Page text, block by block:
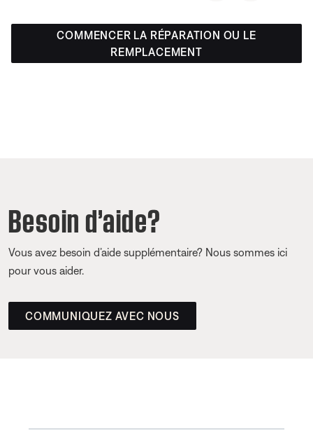
COMMENCER LA RÉPARATION OU LE
REMPLACEMENT
Besoin d’aide?
Vous avez besoin d’aide supplémentaire? Nous sommes ici
pour vous aider.
COMMUNIQUEZ AVEC NOUS